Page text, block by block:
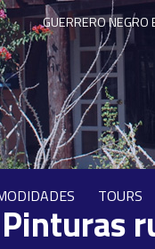
GUERRERO NEGRO
TOURS